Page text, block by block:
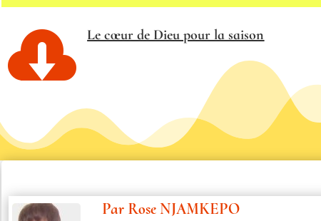
 Le cœur de Dieu pour la saison
Par Rose NJAMKEPO